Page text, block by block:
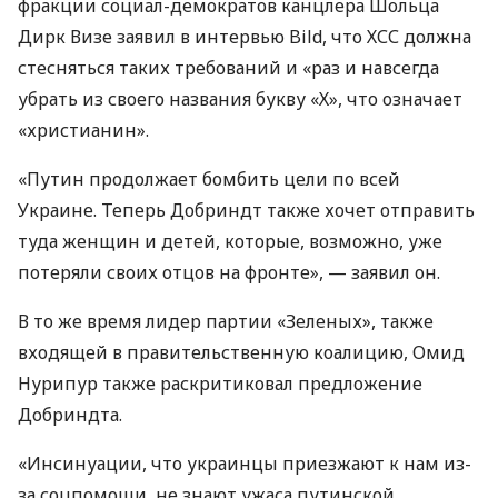
фракции социал-демократов канцлера Шольца
Дирк Визе заявил в интервью Bild, что ХСС должна
стесняться таких требований и «раз и навсегда
убрать из своего названия букву «Х», что означает
«христианин».
«Путин продолжает бомбить цели по всей
Украине. Теперь Добриндт также хочет отправить
туда женщин и детей, которые, возможно, уже
потеряли своих отцов на фронте», — заявил он.
В то же время лидер партии «Зеленых», также
входящей в правительственную коалицию, Омид
Нурипур также раскритиковал предложение
Добриндта.
«Инсинуации, что украинцы приезжают к нам из-